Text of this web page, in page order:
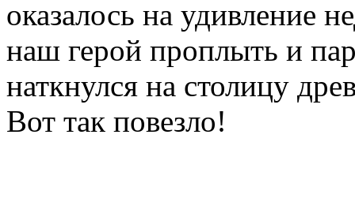
оказалось на удивление
наш герой проплыть и
наткнулся на столицу
Вот так повезло!